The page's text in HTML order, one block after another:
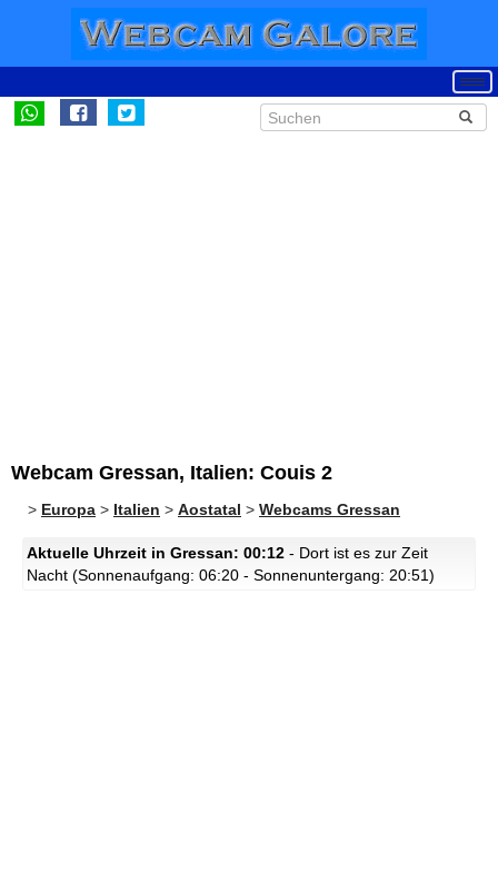
Webcam Gressan, Italien: Couis 2
> Europa > Italien > Aostatal > Webcams Gressan
Aktuelle Uhrzeit in Gressan: 00:12 - Dort ist es zur Zeit
Nacht (Sonnenaufgang: 06:20 - Sonnenuntergang: 20:51)